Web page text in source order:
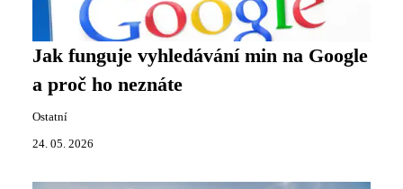
Jak funguje vyhledávání min na Google
a proč ho neznáte
Ostatní
24. 05. 2026